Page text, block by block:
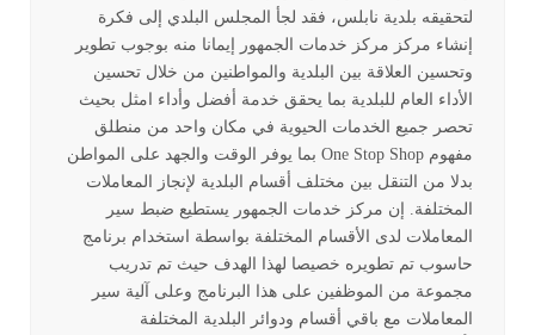
لتحقيقه بلدية نابلس، فقد لجأ المجلس البلدي إلى فكرة
إنشاء مركز مركز خدمات الجمهور إيمانا منه بوجوب تطوير
وتحسين العلاقة بين البلدية والمواطنين من خلال تحسين
الأداء العام للبلدية بما يحقق خدمة أفضل وأداء امثل بحيث
تحصر جميع الخدمات الحيوية في مكان واحد من منطلق
مفهوم One Stop Shop بما يوفر الوقت والجهد على المواطن
بدلا من التنقل بين مختلف أقسام البلدية لإنجاز المعاملات
المختلفة. إن مركز خدمات الجمهور يستطيع ضبط سير
المعاملات لدى الأقسام المختلفة بواسطة استخدام برنامج
حاسوب تم تطويره خصيصا لهذا الهدف حيث تم تدريب
مجموعة من الموظفين على هذا البرنامج وعلى آلية سير
المعاملات مع باقي أقسام ودوائر البلدية المختلفة